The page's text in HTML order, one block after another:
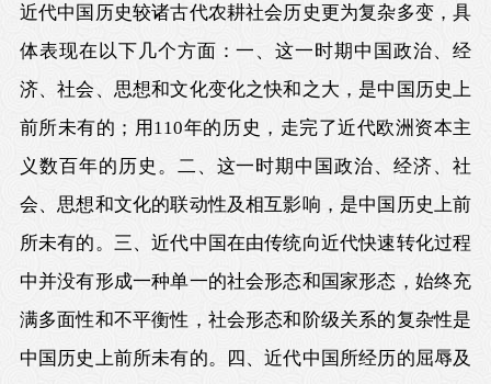
近代中国历史较诸古代农耕社会历史更为复杂多变，具
体表现在以下几个方面：一、这一时期中国政治、经
济、社会、思想和文化变化之快和之大，是中国历史上
前所未有的；用110年的历史，走完了近代欧洲资本主
义数百年的历史。二、这一时期中国政治、经济、社
会、思想和文化的联动性及相互影响，是中国历史上前
所未有的。三、近代中国在由传统向近代快速转化过程
中并没有形成一种单一的社会形态和国家形态，始终充
满多面性和不平衡性，社会形态和阶级关系的复杂性是
中国历史上前所未有的。四、近代中国所经历的屈辱及